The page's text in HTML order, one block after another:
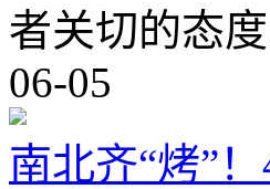
者关切的态
06-05
南北齐“烤”